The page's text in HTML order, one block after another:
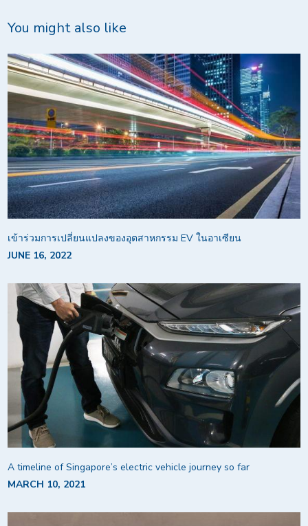
You might also like
เข้าร่วมการเปลี่ยนแปลงของอุตสาหกรรม EV ในอาเซียน
JUNE 16, 2022
A timeline of Singapore’s electric vehicle journey so far
MARCH 10, 2021